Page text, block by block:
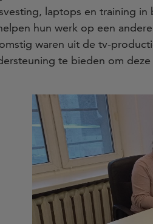
laptops en training
hun werk op een
waren uit de tv-
te bieden om